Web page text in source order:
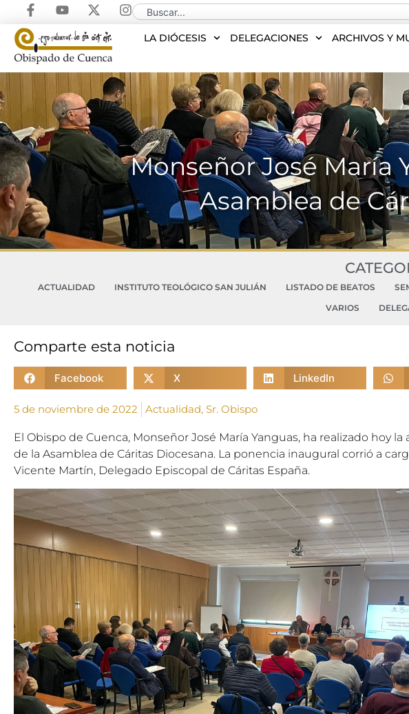
LA DIÓCESIS DELEGACIONES ARCHIVOS Y
Monseñor José María
Asamblea de
ACTUALIDAD INSTITUTO TEOLÓGICO SAN JULIÁN LISTADO DE BEATOS
VARIOS
Comparte esta noticia
Facebook X LinkedIn
5 de noviembre de 2022 Actualidad, Sr. Obispo
El Obispo de Cuenca, Monseñor José María Yanguas, ha realizado hoy la
de la Asamblea de Cáritas Diocesana. La ponencia inaugural corrió a
Vicente Martín, Delegado Episcopal de Cáritas España.